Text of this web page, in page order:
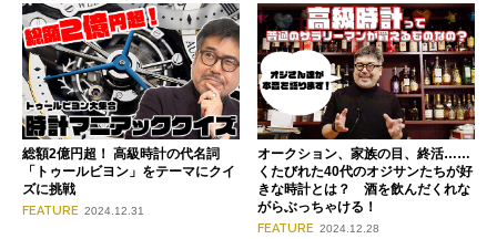
総額2億円超！ 高級時計の代名詞
「トゥールビヨン」をテーマにクイ
ズに挑戦
FEATURE 2024.12.31
オークション、家族の目、終活……
くたびれた40代のオジサンたちが好
きな時計とは？ 酒を飲んだくれな
がらぶっちゃける！
FEATURE 2024.12.28